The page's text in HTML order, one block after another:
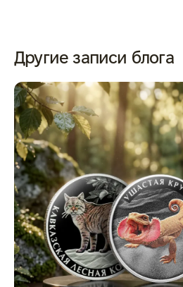
Другие записи блога